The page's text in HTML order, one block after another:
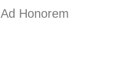
Honorem